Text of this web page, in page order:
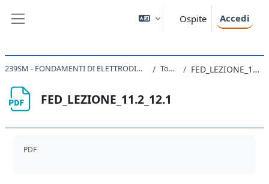
Ospite Accedi
239SM - FONDAMENTI DI ELETTRODINAMICA 2019 Topic 2 FED_LEZIONE_11.2_12.1
FED_LEZIONE_11.2_12.1
PDF